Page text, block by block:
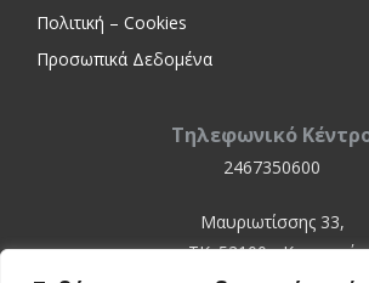
Πολιτική – Cookies
Προσωπικά Δεδομένα
Τηλεφωνικό
2467350600
Μαυριωτίσσης 33,
ΤΚ. 52100 - Καστοριά